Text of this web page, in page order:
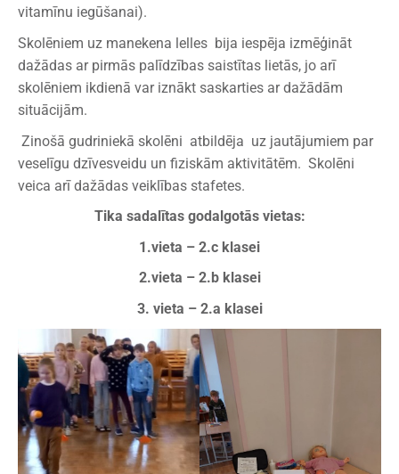
vitamīnu iegūšanai).
Skolēniem uz manekena lelles bija iespēja izmēģināt
dažādas ar pirmās palīdzības saistītas lietās, jo arī
skolēniem ikdienā var iznākt saskarties ar dažādām
situācijām.
Zinošā gudriniekā skolēni atbildēja uz jautājumiem par
veselīgu dzīvesveidu un fiziskām aktivitātēm. Skolēni
veica arī dažādas veiklības stafetes.
Tika sadalītas godalgotās vietas:
1.vieta – 2.c klasei
2.vieta – 2.b klasei
3. vieta – 2.a klasei